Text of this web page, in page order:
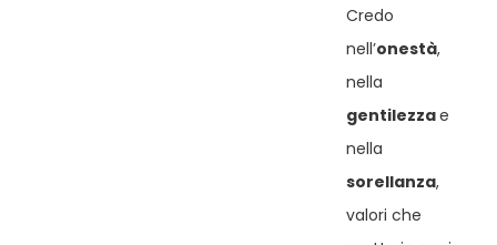
Credo
nell’onestà,
nella
gentilezzae
nella
sorellanza,
valori che